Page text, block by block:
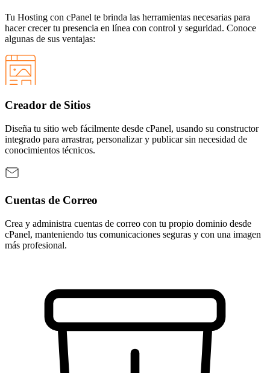
Tu Hosting con cPanel te brinda las herramientas necesarias para
hacer crecer tu presencia en línea con control y seguridad. Conoce
algunas de sus ventajas:
Creador de Sitios
Diseña tu sitio web fácilmente desde cPanel, usando su constructor
integrado para arrastrar, personalizar y publicar sin necesidad de
conocimientos técnicos.
Cuentas de Correo
Crea y administra cuentas de correo con tu propio dominio desde
cPanel, manteniendo tus comunicaciones seguras y con una imagen
más profesional.